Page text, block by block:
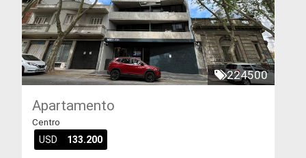
224500
Apartamento
Centro
USD 133.200